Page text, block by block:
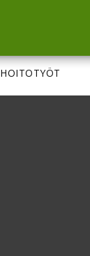
HOITOTYÖT